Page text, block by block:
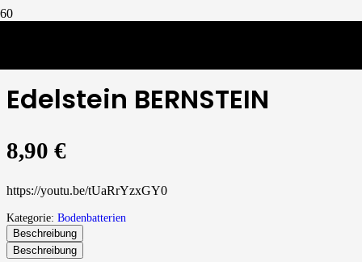
Edelstein BERNSTEIN
8,90 €
https://youtu.be/tUaRrYzxGY0
Kategorie: Bodenbatterien
Beschreibung
Beschreibung